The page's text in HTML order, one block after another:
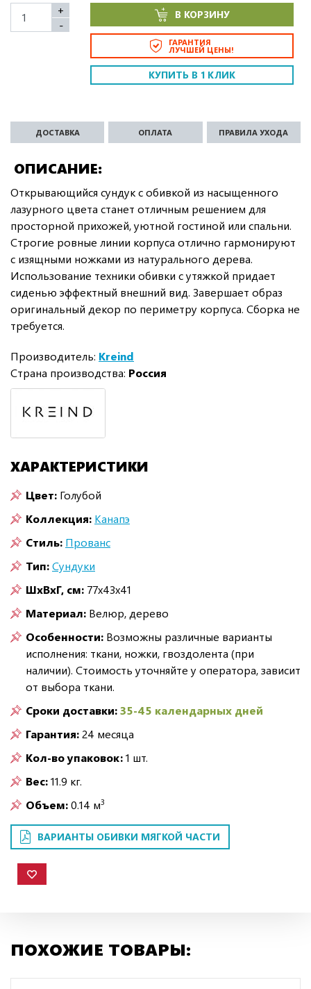
+
-
В КОРЗИНУ
ГАРАНТИЯ
ЛУЧШЕЙ ЦЕНЫ!
КУПИТЬ В 1 КЛИК
ОПИСАНИЕ
ДОСТАВКА ОПЛАТА ПРАВИЛА УХОДА
Открывающийся сундук с обивкой из насыщенного
лазурного цвета станет отличным решением для
просторной прихожей, уютной гостиной или спальни.
Строгие ровные линии корпуса отлично гармонируют
с изящными ножками из натурального дерева.
Использование техники обивки с утяжкой придает
сиденью эффектный внешний вид. Завершает образ
оригинальный декор по периметру корпуса. Сборка не
требуется.
Производитель: Kreind
Страна производства: Россия
ХАРАКТЕРИСТИКИ
Цвет: Голубой
Коллекция: Канапэ
Стиль: Прованс
Тип:Сундуки
ШxВxГ, см: 77x43x41
Материал: Велюр, дерево
Особенности: Возможны различные варианты
исполнения: ткани, ножки, гвоздолента (при
наличии). Стоимость уточняйте у оператора, зависит
от выбора ткани.
Сроки доставки:35-45 календарных дней
Гарантия:24 месяца
Кол-во упаковок:1 шт.
Вес:11.9 кг.
Объем:0.14 м3
ВАРИАНТЫ ОБИВКИ МЯГКОЙ ЧАСТИ
ПОХОЖИЕ ТОВАРЫ: